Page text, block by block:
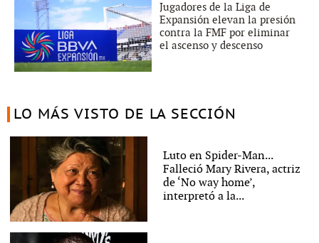
Jugadores de la Liga de
Expansión elevan la presión
contra la FMF por eliminar
el ascenso y descenso
LO MÁS VISTO DE LA SECCIÓN
Luto en Spider-Man...
Falleció Mary Rivera, actriz
de ‘No way home’,
interpretó a la...